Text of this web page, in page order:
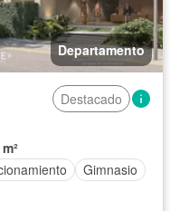
Departamento
Destacado
Gimnasio